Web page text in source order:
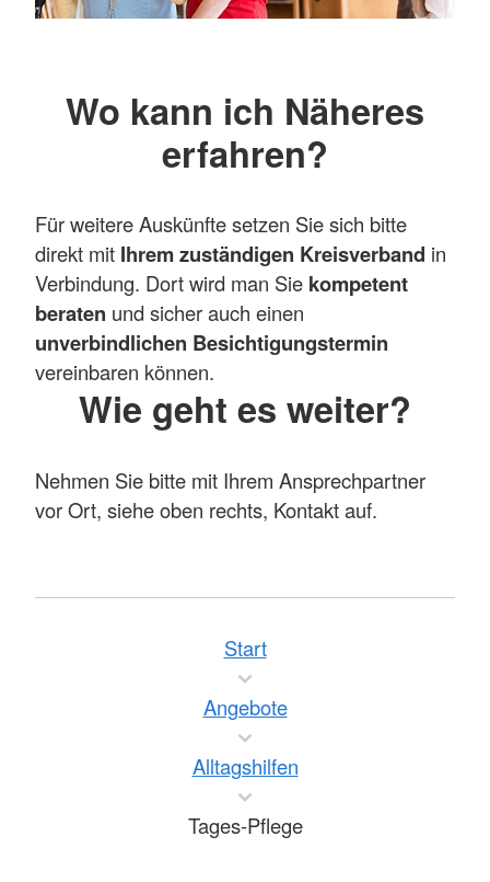
Wo kann ich Näheres
erfahren?
Für weitere Auskünfte setzen Sie sich bitte
direkt mit Ihrem zuständigen Kreisverband in
Verbindung. Dort wird man Sie kompetent
beraten und sicher auch einen
unverbindlichen Besichtigungstermin
vereinbaren können.
Wie geht es weiter?
Nehmen Sie bitte mit Ihrem Ansprechpartner
vor Ort, siehe oben rechts, Kontakt auf.
Start
Angebote
Alltagshilfen
Tages-Pflege